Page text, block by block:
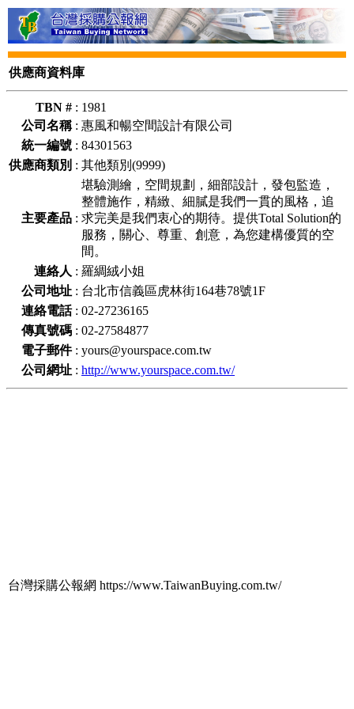
供應商資料庫
TBN # : 1981
公司名稱: 惠風和暢空間設計有限公司
統一編號 : 84301563
供應商類別 : 其他類別(9999)
主要產品 :
堪驗測繪，空間規劃，細部設計，發包監造，
整體施作，精緻、細膩是我們一貫的風格，追
求完美是我們衷心的期待。提供Total Solution的
服務，關心、尊重、創意，為您建構優質的空
間。
連絡人 : 羅綢絨小姐
公司地址 : 台北市信義區虎林街164巷78號1F
連絡電話: 02-27236165
傳真號碼 : 02-27584877
電子郵件: yours@yourspace.com.tw
公司網址 : http://www.yourspace.com.tw/
台灣採購公報網 https://www.TaiwanBuying.com.tw/